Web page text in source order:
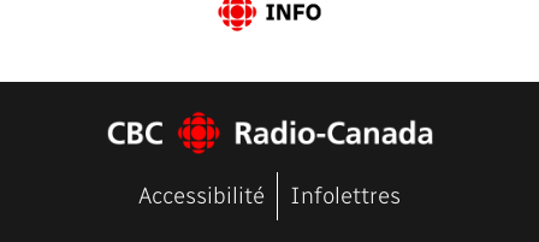
Accessibilité Infolettres